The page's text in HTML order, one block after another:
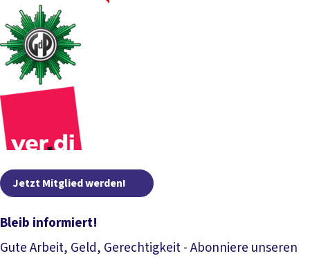
Jetzt Mitglied werden!
Bleib informiert!
Gute Arbeit, Geld, Gerechtigkeit - Abonniere unseren